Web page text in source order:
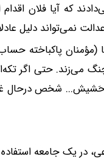
که آیا فلان
نمی‌تواند دلیل
(مؤمنان پاکباخته
حتی اگر
حَشیش... شخص
در یک جامعه